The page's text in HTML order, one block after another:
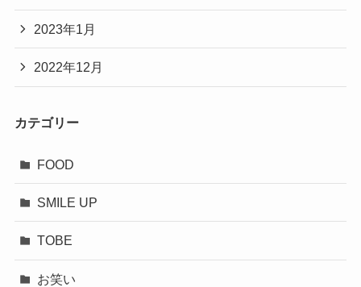
2023年1月
2022年12月
カテゴリー
FOOD
SMILE UP
TOBE
お笑い